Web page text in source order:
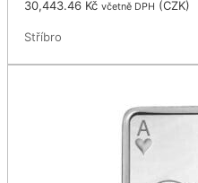
30,443.46 Kč včetně DPH (CZK)
Stříbro